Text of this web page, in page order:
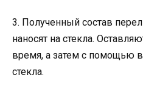
3. Полученный состав
наносят на стекла.
время, а затем с помощью
стекла.